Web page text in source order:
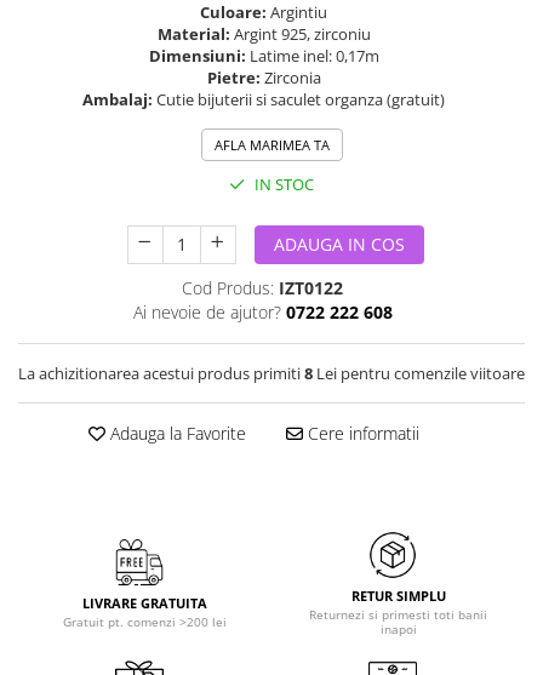
Culoare: Argintiu
Material: Argint 925, zirconiu
Dimensiuni: Latime inel: 0,17m
Pietre: Zirconia
Ambalaj: Cutie bijuterii si saculet organza (gratuit)
AFLA MARIMEA TA
IN STOC
ADAUGA IN COS
Cod Produs: IZT0122
Ai nevoie de ajutor? 0722 222 608
La achizitionarea acestui produs primiti8 Lei pentru comenzile viitoare
Adauga la Favorite Cere informatii
LIVRARE GRATUITA
Gratuit pt. comenzi >200 lei
RETUR SIMPLU
Returnezi si primesti toti banii
inapoi